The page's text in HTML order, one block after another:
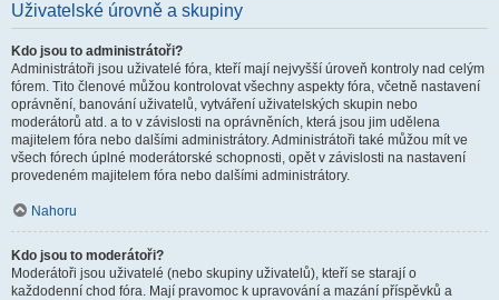
Uživatelské úrovně a skupiny
Kdo jsou to administrátoři?
Administrátoři jsou uživatelé fóra, kteří mají nejvyšší úroveň kontroly nad celým
fórem. Tito členové můžou kontrolovat všechny aspekty fóra, včetně nastavení
oprávnění, banování uživatelů, vytváření uživatelských skupin nebo
moderátorů atd. a to v závislosti na oprávněních, která jsou jim udělena
majitelem fóra nebo dalšími administrátory. Administrátoři také můžou mít ve
všech fórech úplné moderátorské schopnosti, opět v závislosti na nastavení
provedeném majitelem fóra nebo dalšími administrátory.
Nahoru
Kdo jsou to moderátoři?
Moderátoři jsou uživatelé (nebo skupiny uživatelů), kteří se starají o
každodenní chod fóra. Mají pravomoc k upravování a mazání příspěvků a